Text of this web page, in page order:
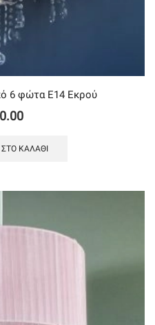
6 φώτα Ε14 Εκρού
ΚΑΛΆΘΙ